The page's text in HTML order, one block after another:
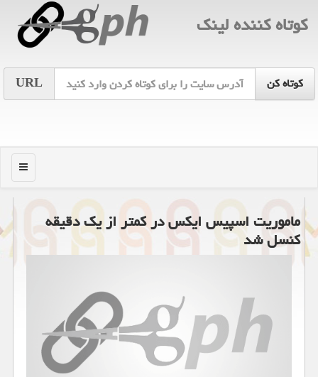
كوتاه كننده لینك
URL
منو
ماموریت اسپیس ایکس در کمتر از یک دقیقه
کنسل شد